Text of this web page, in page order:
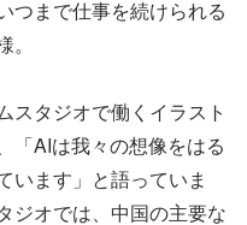
つまで仕事を続けられる
スタジオで働くイラスト
「AIは我々の想像をはる
います」と語っていま
ジオでは、中国の主要な